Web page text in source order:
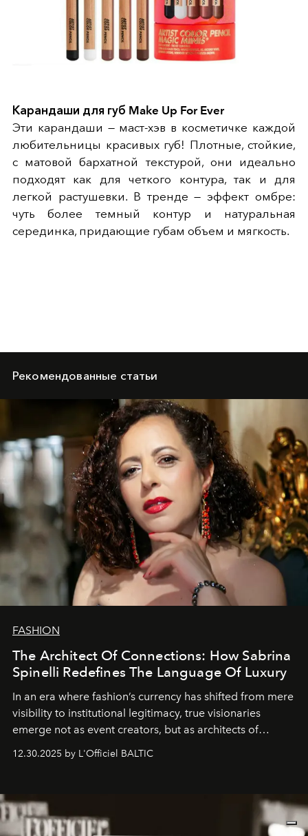
Карандаши для губ Make Up For Ever
Эти карандаши — маст-хэв в косметичке каждой
любительницы красивых губ! Плотные, стойкие,
с матовой бархатной текстурой, они идеально
подходят как для четкого контура, так и для
легкой растушевки. В тренде — эффект омбре:
чуть более темный контур и натуральная
серединка, придающие губам объем и мягкость.
Рекомендованные статьи
FASHION
The Architect Of Connections: How Sabrina
Spinelli Redefines The Language Of Luxury
In an era where fashion’s currency has shifted from mere
visibility to institutional legitimacy, true visionaries
emerge not as event creators, but as architects of
ecosystems.
Sabrina Spinelli
brand strategist with three decades of mastery in luxury,
framework where creativity, commerce, and culture
converge with surgical precision.
12.30.2025 by L'Officiel BALTIC